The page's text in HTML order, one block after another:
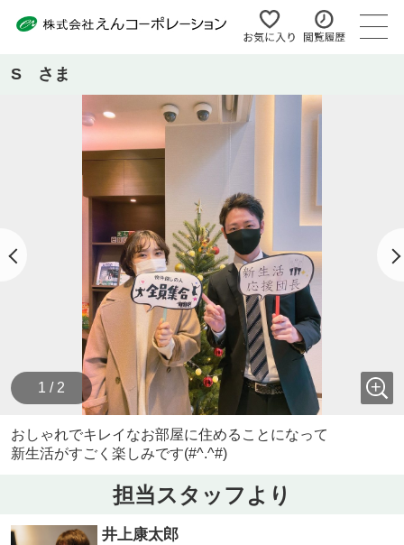
S さま
1 / 2
おしゃれでキレイなお部屋に住めることになって
新生活がすごく楽しみです(#^.^#)
担当スタッフより
井上康太郎